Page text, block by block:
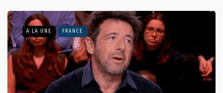
A LA UNE FRANCE